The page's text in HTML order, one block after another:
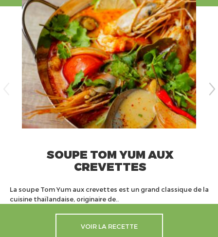
SOUPE TOM YUM AUX
CREVETTES
La soupe Tom Yum aux crevettes est un grand classique de la
cuisine thaïlandaise, originaire de..
VOIR LA RECETTE